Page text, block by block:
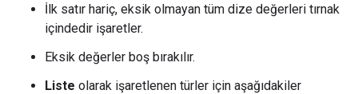
İlk satır hariç, eksik olmayan tüm dize değerleri tırnak
içindedir işaretler.
Eksik değerler boş bırakılır.
Liste olarak işaretlenen türler için aşağıdakiler